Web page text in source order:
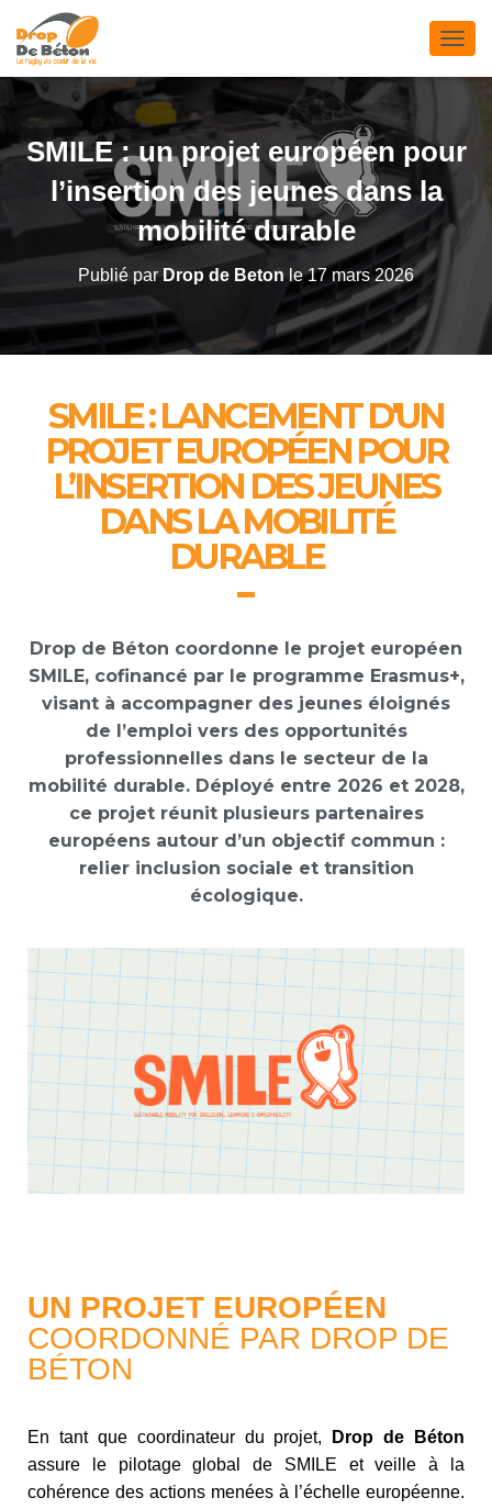
D
É
E
A
SMILE : un projet européen pour
l’insertion des jeunes dans la
mobilité durable
Publié parDrop de Beton le17 mars 2026
SMILE : LANCEMENT D'UN
PROJET EUROPÉEN POUR
L’INSERTION DES JEUNES
DANS LA MOBILITÉ
DURABLE
Drop de Béton coordonne le projet européen
SMILE, cofinancé par le programme Erasmus+,
visant à accompagner des jeunes éloignés
de l’emploi vers des opportunités
professionnelles dans le secteur de la
mobilité durable. Déployé entre 2026 et 2028,
ce projet réunit plusieurs partenaires
européens autour d’un objectif commun :
relier inclusion sociale et transition
écologique.
UN PROJET EUROPÉEN
COORDONNÉ PAR DROP DE
BÉTON
En tant que coordinateur du projet,
Drop de Béton
assure le pilotage global de SMILE et veille à la
cohérence des actions menées à l’échelle européenne.